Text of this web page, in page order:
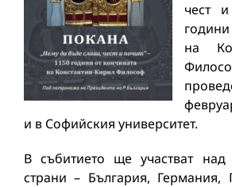
чест
на
и в Софийския университет.
В събитието ще участват
страни – България, Германия,